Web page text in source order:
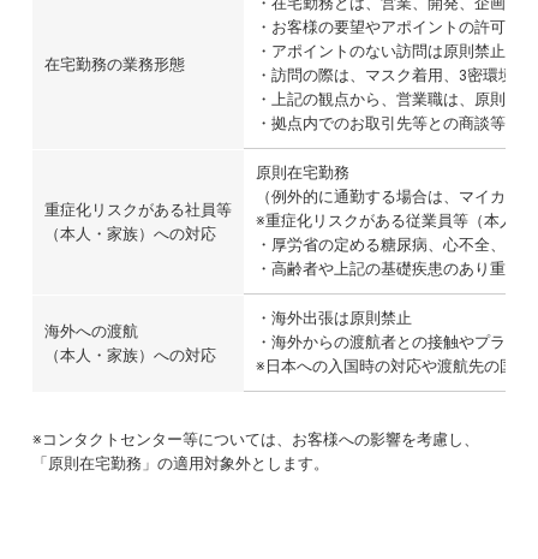
在宅勤務の業務形態
・お客様の要望やアポイントの許可の
・アポイントのない訪問は原則禁止と
・訪問の際は、マスク着用、3密環境
・上記の観点から、営業職は、原則直
・拠点内でのお取引先等との商談等で
重症化リスクがある社員等
（本人・家族）への対応
原則在宅勤務
（例外的に通勤する場合は、マイカー
※重症化リスクがある従業員等（本人・
・厚労省の定める糖尿病、心不全、呼
・高齢者や上記の基礎疾患のあり重症
海外への渡航
（本人・家族）への対応
・海外出張は原則禁止
・海外からの渡航者との接触やプライ
※日本への入国時の対応や渡航先の国
※コンタクトセンター等については、お客様への影響を考慮し、
「原則在宅勤務」の適用対象外とします。